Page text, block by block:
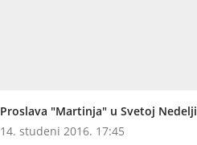
Proslava "Martinja" u Svetoj Nedelji
14. studeni 2016. 17:45